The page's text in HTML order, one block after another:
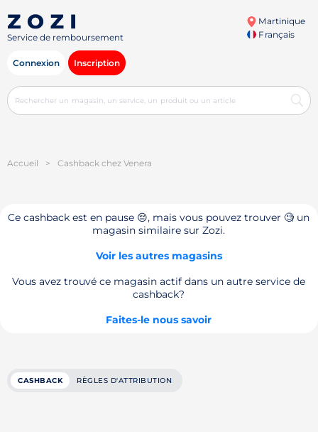
Service de remboursement
Martinique
Français
Connexion Inscription
Accueil > Cashback chez Venera
Ce cashback est en pause 😔, mais vous pouvez trouver 🧐 un
magasin similaire sur Zozi.
Voir les autres magasins
Vous avez trouvé ce magasin actif dans un autre service de
cashback?
Faites-le nous savoir
CASHBACK RÈGLES D'ATTRIBUTION